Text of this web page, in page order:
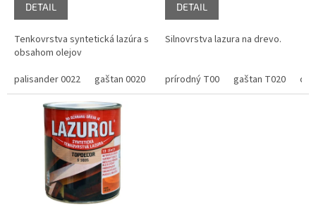
DETAIL
Tenkovrstva syntetická lazúra s
obsahom olejov
palisander 0022
gaštan 0020 pínia 0060 mahagón 0080
DETAIL
Silnovrstva lazura na drevo.
prírodný T00 gaštan T020